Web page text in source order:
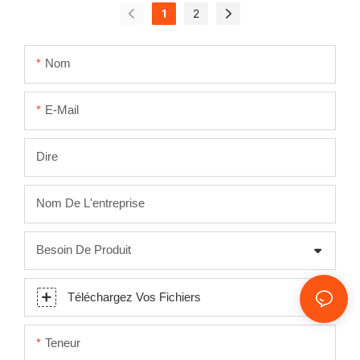
mesure pour salles
1 2
Nom
E-Mail
Dire
Nom De L'entreprise
Besoin De Produit
Téléchargez Vos Fichiers
Teneur